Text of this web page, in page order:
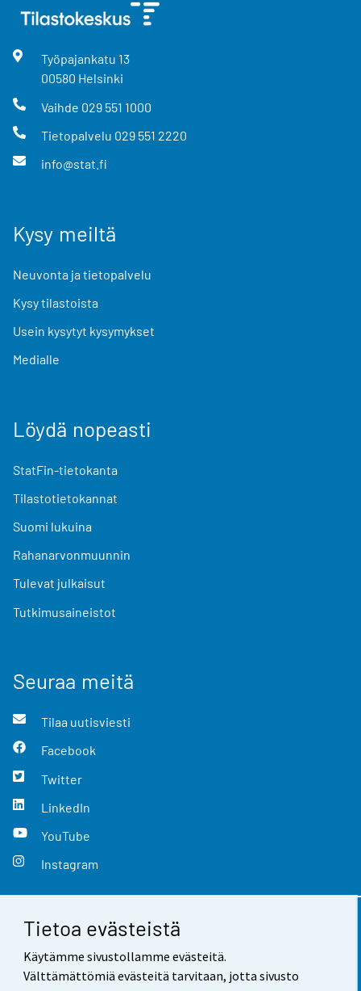
Tietoa evästeistä
Käytämme sivustollamme evästeitä.
Välttämättömiä evästeitä tarvitaan, jotta sivusto
Työpajankatu 13
00580 Helsinki
Vaihde 029 551 1000
Tietopalvelu 029 551 2220
info@stat.fi
Kysy meiltä
Neuvonta ja tietopalvelu
Kysy tilastoista
Usein kysytyt kysymykset
Medialle
Löydä nopeasti
StatFin-tietokanta
Tilastotietokannat
Suomi lukuina
Rahanarvonmuunnin
Tulevat julkaisut
Tutkimusaineistot
Seuraa meitä
Tilaa uutisviesti
Facebook
Twitter
LinkedIn
YouTube
Instagram
Yhteystiedot
Palaute